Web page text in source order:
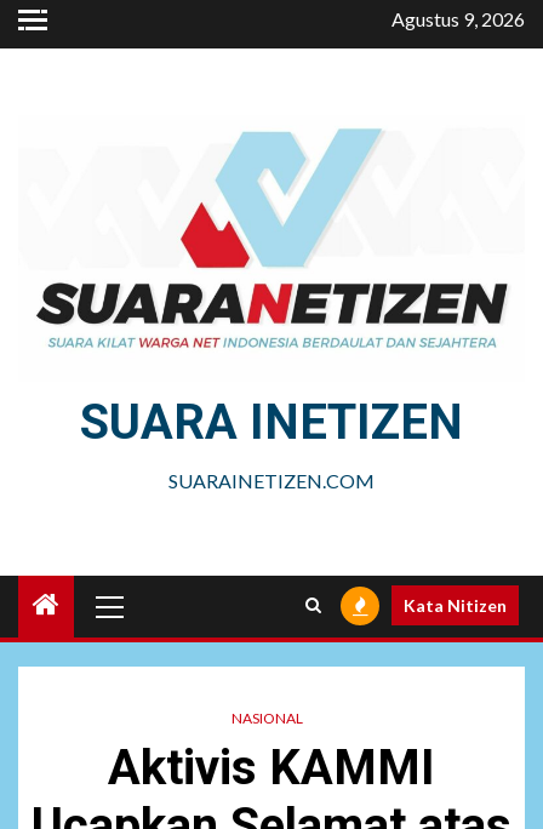
Skip
to
Agustus 9, 2026
SUARA INETIZEN
SUARAINETIZEN.COM
Menu
Kata Nitizen
NASIONAL
Aktivis KAMMI